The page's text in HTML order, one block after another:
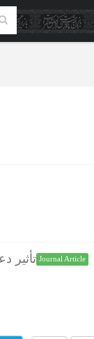
تأثیر Journal Article